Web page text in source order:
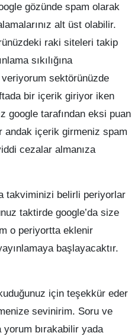
gözünde spam olarak
alt üst olabilir.
raki siteleri takip
sıkılığına
veriyorum sektörünüzde
bir içerik giriyor iken
google tarafından eksi puan
andak içerik girmeniz spam
cezalar almanıza
takviminizi belirli periyorlar
taktirde google’da size
o periyortta eklenir
başlayacaktır.
için teşekkür eder
sevinirim. Soru ve
yorum bırakabilir yada